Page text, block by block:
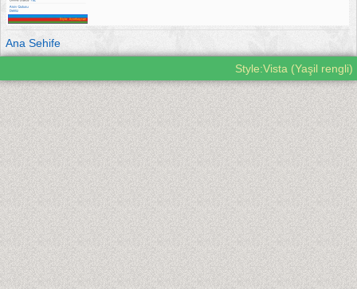
Ana Sehife
Style:Vista (Yaşil rengli)